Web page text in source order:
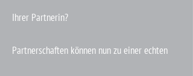
Ihrer Partnerin?
Partnerschaften können nun zu einer echten